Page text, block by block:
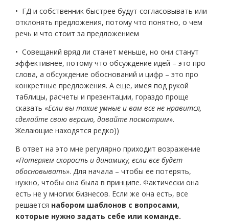
• ГД и собственник быстрее будут согласовывать или
отклонять предложения, потому что понятно, о чем
речь и что стоит за предложением
• Совещаний вряд ли станет меньше, но они станут
эффективнее, потому что обсуждение идей – это про
слова, а обсуждение обоснований и цифр – это про
конкретные предложения. А еще, имея под рукой
таблицы, расчеты и презентации, гораздо проще
сказать «Если вы такие умные и вам все не нравится,
сделайте свою версию, давайте посмотрим».
Желающие находятся редко))
В ответ на это мне регулярно приходит возражение
«Потеряем скорость и динамику, если все будет
обосновывать». Для начала – чтобы ее потерять,
нужно, чтобы она была в принципе. Фактически она
есть не у многих бизнесов. Если же она есть, все
решается набором шаблонов с вопросами,
которые нужно задать себе или команде.